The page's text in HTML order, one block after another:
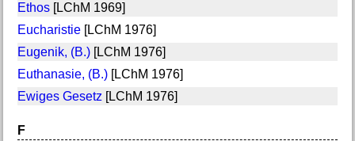
Ethos[LChM 1969]
Eucharistie[LChM 1976]
Eugenik, (B.)[LChM 1976]
Euthanasie, (B.)[LChM 1976]
Ewiges Gesetz [LChM 1976]
F